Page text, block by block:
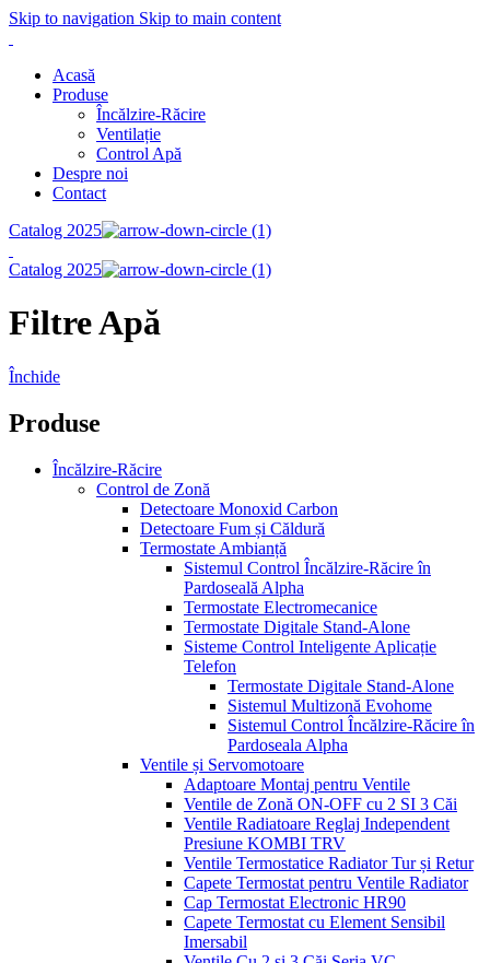
Skip to navigation Skip to main content
Acasă
Produse
Încălzire-Răcire
Ventilație
Control Apă
Despre noi
Contact
Catalog 2025
Catalog 2025
Filtre Apă
Închide
Produse
Încălzire-Răcire
Control de Zonă
Detectoare Monoxid Carbon
Detectoare Fum și Căldură
Termostate Ambianță
Sistemul Control Încălzire-Răcire în
Pardoseală Alpha
Termostate Electromecanice
Termostate Digitale Stand-Alone
Sisteme Control Inteligente Aplicație
Telefon
Termostate Digitale Stand-Alone
Sistemul Multizonă Evohome
Sistemul Control Încălzire-Răcire în
Pardoseala Alpha
Ventile și Servomotoare
Adaptoare Montaj pentru Ventile
Ventile de Zonă ON-OFF cu 2 SI 3 Căi
Ventile Radiatoare Reglaj Independent
Presiune KOMBI TRV
Ventile Termostatice Radiator Tur și Retur
Capete Termostat pentru Ventile Radiator
Cap Termostat Electronic HR90
Capete Termostat cu Element Sensibil
Imersabil